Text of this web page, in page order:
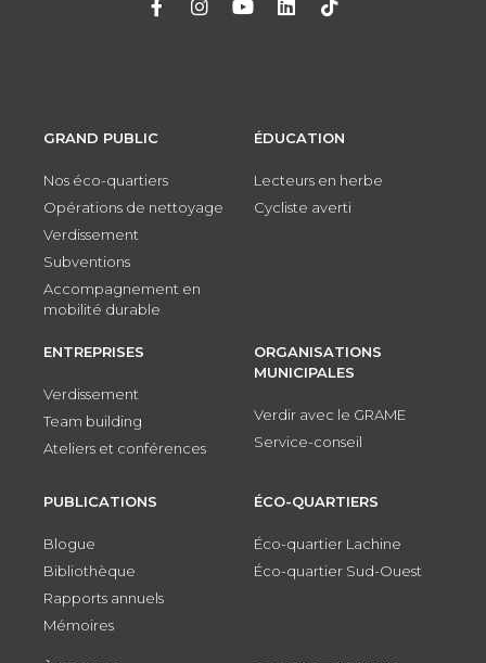
GRAND PUBLIC
Nos éco-quartiers
Opérations de nettoyage
Verdissement
Subventions
Accompagnement en
mobilité durable
ÉDUCATION
Lecteurs en herbe
Cycliste averti
ENTREPRISES
Verdissement
Team building
Ateliers et conférences
ORGANISATIONS
MUNICIPALES
Verdir avec le GRAME
Service-conseil
PUBLICATIONS
Blogue
Bibliothèque
Rapports annuels
Mémoires
ÉCO-QUARTIERS
Éco-quartier Lachine
Éco-quartier Sud-Ouest